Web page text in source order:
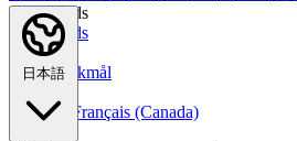
Nederlands
Nederlands
Norsk
Norsk Bokmål
Français
Français (Canada)
日本語